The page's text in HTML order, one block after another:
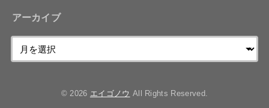
アーカイブ
© 2026 エイゴノウ All Rights Reserved.